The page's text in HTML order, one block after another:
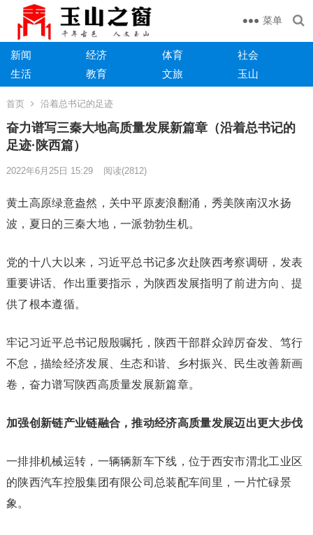
菜单
新闻 经济 体育
社会
生活
教育 文旅 玉山
首页 沿着总书记的足迹
奋力谱写三秦大地高质量发展新篇章（沿着总书记的
足迹·陕西篇）
2022年6月25日 15:29 阅读(2812)
黄土高原绿意盎然，关中平原麦浪翻涌，秀美陕南汉水扬
波，夏日的三秦大地，一派勃勃生机。
党的十八大以来，习近平总书记多次赴陕西考察调研，发表
重要讲话、作出重要指示，为陕西发展指明了前进方向、提
供了根本遵循。
牢记习近平总书记殷殷嘱托，陕西干部群众踔厉奋发、笃行
不怠，描绘经济发展、生态和谐、乡村振兴、民生改善新画
卷，奋力谱写陕西高质量发展新篇章。
加强创新链产业链融合，推动经济高质量发展迈出更大步伐
一排排机械运转，一辆辆新车下线，位于西安市渭北工业区
的陕西汽车控股集团有限公司总装配车间里，一片忙碌景
象。